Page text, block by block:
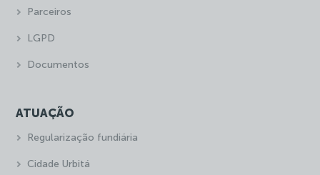
Parceiros
LGPD
Documentos
ATUAÇÃO
Regularização fundiária
Cidade Urbitá